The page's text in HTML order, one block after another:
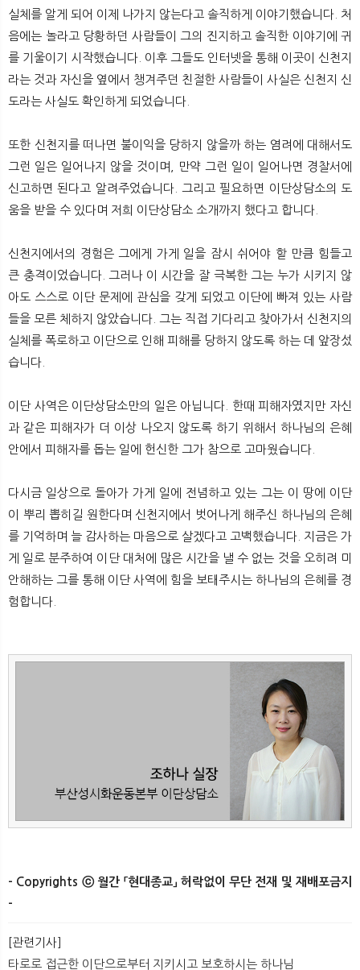
실체를 알게 되어 이제 나가지 않는다고 솔직하게 이야기했습니다. 처
음에는 놀라고 당황하던 사람들이 그의 진지하고 솔직한 이야기에 귀
를 기울이기 시작했습니다. 이후 그들도 인터넷을 통해 이곳이 신천지
라는 것과 자신을 옆에서 챙겨주던 친절한 사람들이 사실은 신천지 신
도라는 사실도 확인하게 되었습니다.
또한 신천지를 떠나면 불이익을 당하지 않을까 하는 염려에 대해서도
그런 일은 일어나지 않을 것이며, 만약 그런 일이 일어나면 경찰서에
신고하면 된다고 알려주었습니다. 그리고 필요하면 이단상담소의 도
움을 받을 수 있다며 저희 이단상담소 소개까지 했다고 합니다.
신천지에서의 경험은 그에게 가게 일을 잠시 쉬어야 할 만큼 힘들고
큰 충격이었습니다. 그러나 이 시간을 잘 극복한 그는 누가 시키지 않
아도 스스로 이단 문제에 관심을 갖게 되었고 이단에 빠져 있는 사람
들을 모른 체하지 않았습니다. 그는 직접 기다리고 찾아가서 신천지의
실체를 폭로하고 이단으로 인해 피해를 당하지 않도록 하는 데 앞장섰
습니다.
이단 사역은 이단상담소만의 일은 아닙니다. 한때 피해자였지만 자신
과 같은 피해자가 더 이상 나오지 않도록 하기 위해서 하나님의 은혜
안에서 피해자를 돕는 일에 헌신한 그가 참으로 고마웠습니다.
다시금 일상으로 돌아가 가게 일에 전념하고 있는 그는 이 땅에 이단
이 뿌리 뽑히길 원한다며 신천지에서 벗어나게 해주신 하나님의 은혜
를 기억하며 늘 감사하는 마음으로 살겠다고 고백했습니다. 지금은 가
게 일로 분주하여 이단 대처에 많은 시간을 낼 수 없는 것을 오히려 미
안해하는 그를 통해 이단 사역에 힘을 보태주시는 하나님의 은혜를 경
험합니다.
- Copyrights ⓒ 월간 「현대종교」 허락없이 무단 전재 및 재배포금지
-
[관련기사]
타로로 접근한 이단으로부터 지키시고 보호하시는 하나님